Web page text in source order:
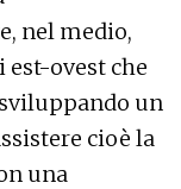
nel medio,
est-ovest che
un
cioè la
una